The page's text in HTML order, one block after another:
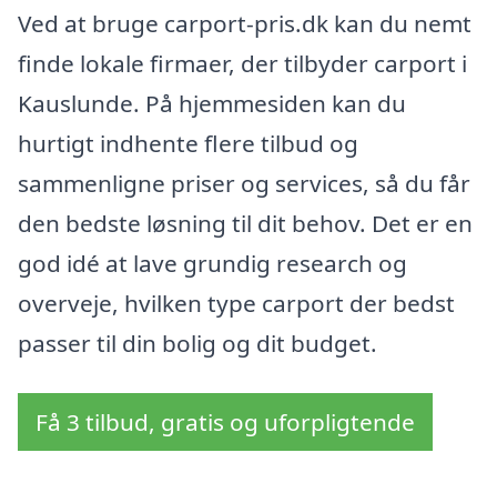
Ved at bruge carport-pris.dk kan du nemt
finde lokale firmaer, der tilbyder carport i
Kauslunde. På hjemmesiden kan du
hurtigt indhente flere tilbud og
sammenligne priser og services, så du får
den bedste løsning til dit behov. Det er en
god idé at lave grundig research og
overveje, hvilken type carport der bedst
passer til din bolig og dit budget.
Få 3 tilbud, gratis og uforpligtende